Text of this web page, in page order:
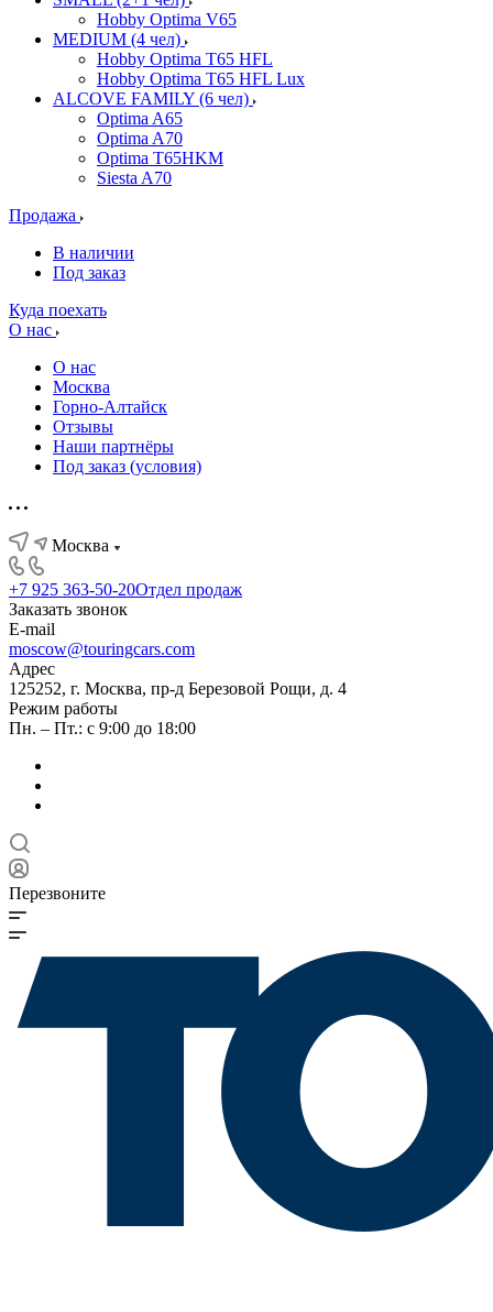
Hobby Optima V65
MEDIUM (4 чел)
Hobby Optima T65 HFL
Hobby Optima T65 HFL Lux
ALCOVE FAMILY (6 чел)
Optima A65
Optima A70
Optima T65HKM
Siesta A70
Продажа
В наличии
Под заказ
Куда поехать
О нас
О нас
Москва
Горно-Алтайск
Отзывы
Наши партнёры
Под заказ (условия)
Москва
+7 925 363-50-20Отдел продаж
Заказать звонок
E-mail
moscow@touringcars.com
Адрес
125252, г. Москва, пр-д Березовой Рощи, д. 4
Режим работы
Пн. – Пт.: с 9:00 до 18:00
Перезвоните